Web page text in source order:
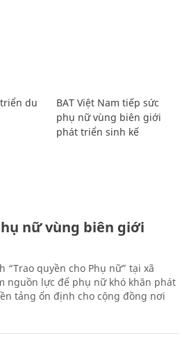
du
BAT Việt Nam tiếp sức
phụ nữ vùng biên giới
phát triển sinh kế
nữ vùng biên giới
“Trao quyền cho Phụ nữ” tại xã
nguồn lực để phụ nữ khó khăn phát
tảng ổn định cho cộng đồng nơi